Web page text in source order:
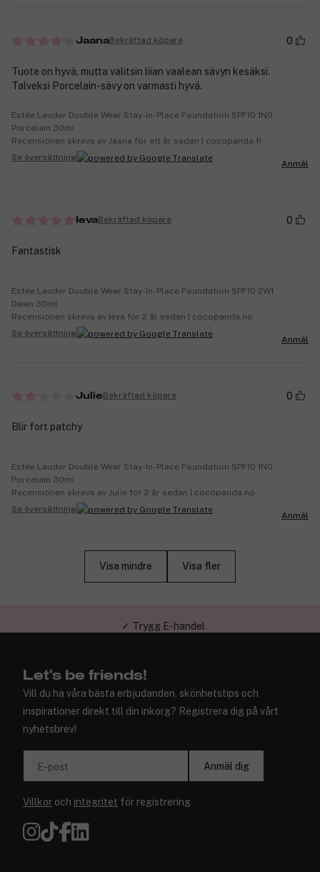
JaanaBekräftad köpare 0
Tuote on hyvä, mutta valitsin liian vaalean sävyn kesäksi.
Talveksi Porcelain-sävy on varmasti hyvä.
Estée Lauder Double Wear Stay-In-Place Foundation SPF10 1N0
Porcelain 30ml
Recensionen skrevs av Jaana för ett år sedan | cocopanda.fi
Se översättning
Anmäl
IevaBekräftad köpare 0
Fantastisk
Estée Lauder Double Wear Stay-In-Place Foundation SPF10 2W1
Dawn 30ml
Recensionen skrevs av Ieva för 2 år sedan | cocopanda.no
Se översättning
Anmäl
JulieBekräftad köpare 0
Blir fort patchy
Estée Lauder Double Wear Stay-In-Place Foundation SPF10 1N0
Porcelain 30ml
Recensionen skrevs av Julie för 2 år sedan | cocopanda.no
Se översättning
Anmäl
Visa mindre Visa fler
Let's be friends!
Vill du ha våra bästa erbjudanden, skönhetstips och
inspirationer direkt till din inkorg? Registrera dig på vårt
nyhetsbrev!
E-post Anmäl dig
Villkor och integritet för registrering